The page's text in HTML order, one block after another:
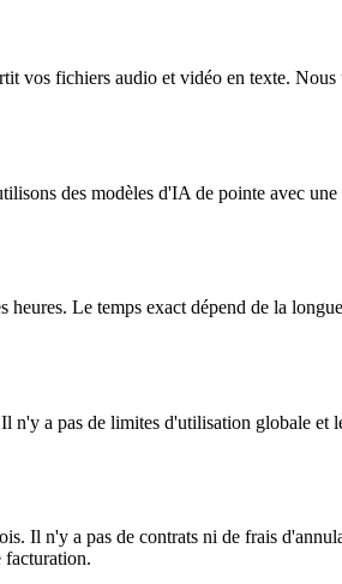
vos fichiers audio et vidéo en texte.
des modèles d'IA de pointe avec
Le temps exact dépend de la
a pas de limites d'utilisation globale et
Il n'y a pas de contrats ni de frais
facturation.